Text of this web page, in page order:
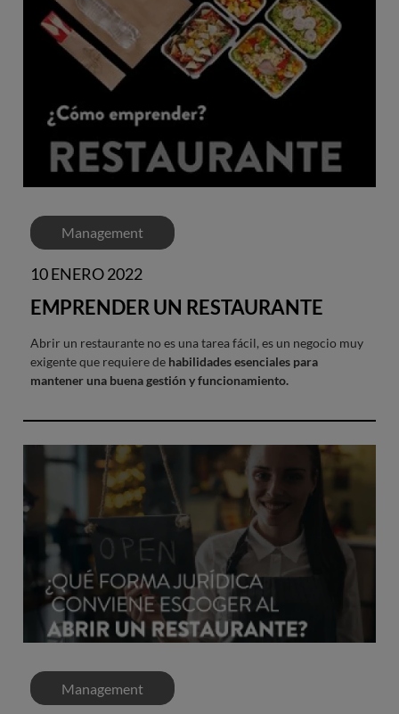
Management
10 ENERO 2022
EMPRENDER UN RESTAURANTE
Abrir un restaurante no es una tarea fácil, es un negocio muy
exigente que requiere de habilidades esenciales para
mantener una buena gestión y funcionamiento.
Management